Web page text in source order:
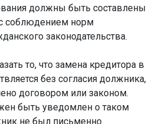
должны быть составлены
соблюдением норм
законодательства.
то, что замена кредитора в
без согласия должника,
договором или законом.
быть уведомлен о таком
не был письменно